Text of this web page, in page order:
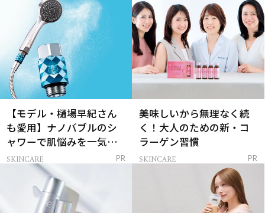
【モデル・樋場早紀さん
も愛用】ナノバブルのシ
ャワーで肌悩みを一気に
解決
SKINCARE PR
美味しいから無理なく続
く！大人のための新・コ
ラーゲン習慣
SKINCARE PR